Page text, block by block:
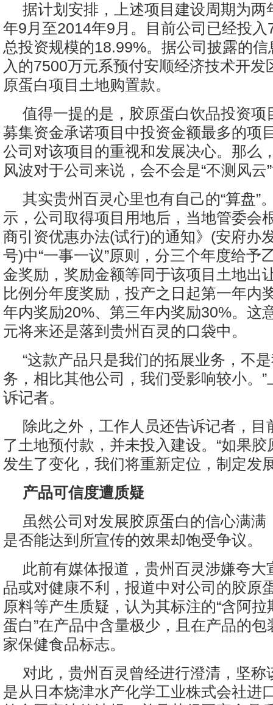
据计划安排，上述项目建设周期为两
年9月至2014年9月。目前公司已经投入
总投资规模的18.99%。据公司披露的
入的7500万元系预付安顺经济技术开发
原蛋白项目土地购置款。
值得一提的是，胶原蛋白饮品投资项
募集资金承诺项目中投资金额最多的项
公司对该项目的重视和发展决心。那么
风波对于公司来说，会不会是“不测风云
其实贵州百灵心里也有自己的“算盘”
示，公司取得项目用地后，当地管委会
商引资优惠办法(试行)的通知》(安府办
号)中“一事一议”原则，分三个年度给予
金奖励，奖励金额等同于该项目土地出
比例分年度奖励，投产之日起第一年内
年内奖励20%、第三年内奖励30%。这
元将来还是落到贵州百灵的口袋中。
“这款产品只是我们的拓展业务，不
务，相比其他公司，我们受影响较小。
诉记者。
除此之外，工作人员还告诉记者，目
了土地预付款，并未投入建设。“如果
发生了变化，我们将重新定位，制定发
产品可信度遭质疑
虽然公司对发展胶原蛋白的信心满满
是否能达到所宣传的效果却饱受争议。
此前有媒体报道，贵州百灵涉嫌夸大
品或对健康不利，报道中对公司的胶原
原料等产生质疑，认为其标注的“含阿
蛋白”在产品中含量极少，且在产品的
家保健食品标志。
对此，贵州百灵曾经进行澄清，坚称
是从日本烧津水产化学工业株式会社进